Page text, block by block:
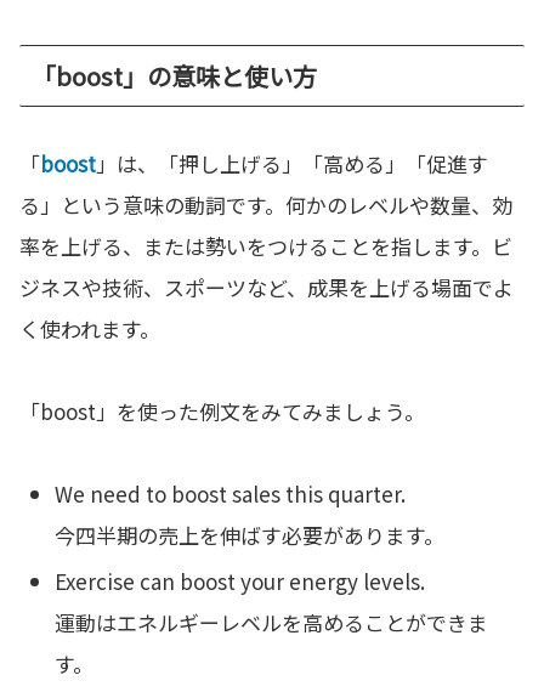
「boost」の意味と使い方
「boost」は、「押し上げる」「高める」「促進す
る」という意味の動詞です。何かのレベルや数量、効
率を上げる、または勢いをつけることを指します。ビ
ジネスや技術、スポーツなど、成果を上げる場面でよ
く使われます。
「boost」を使った例文をみてみましょう。
We need to boost sales this quarter.
今四半期の売上を伸ばす必要があります。
Exercise can boost your energy levels.
運動はエネルギーレベルを高めることができま
す。